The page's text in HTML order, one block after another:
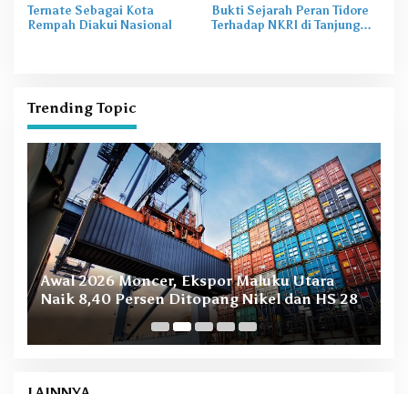
Ternate Sebagai Kota
Rempah Diakui Nasional
Bukti Sejarah Peran Tidore
Terhadap NKRI di Tanjung
Trending Topic
Awal 2026 Moncer, Ekspor Maluku Utara
Naik 8,40 Persen Ditopang Nikel dan HS 28